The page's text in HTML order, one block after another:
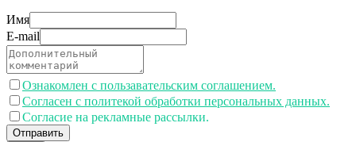
Имя
E-mail
Ознакомлен с пользавательским соглашением.
Согласен с политекой обработки персональных данных.
Согласие на рекламные рассылки.
Отправить